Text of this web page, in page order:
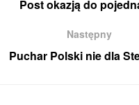
Post okazją do
Następny
Puchar Polski nie dla